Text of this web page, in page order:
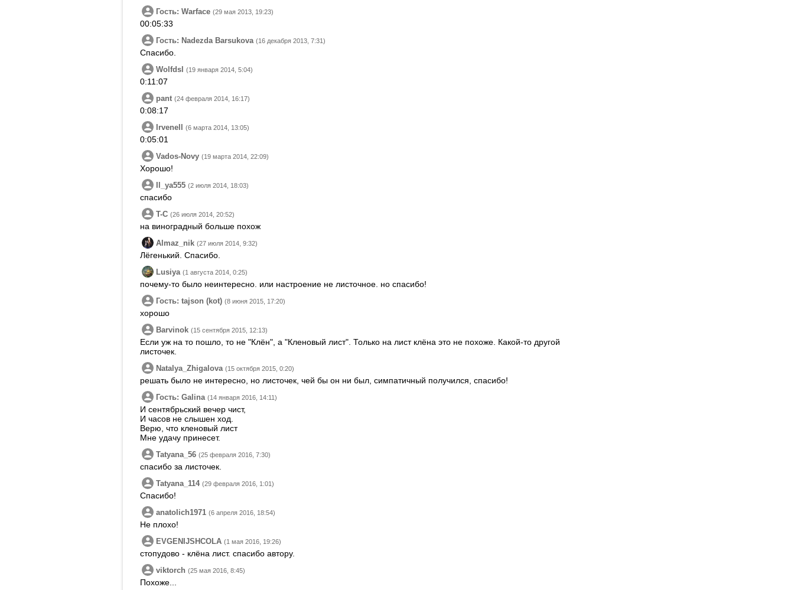
Гость: Warface (29 мая 2013, 19:23)
00:05:33
Гость: Nadezda Barsukova (16 декабря 2013, 7:31)
Спасибо.
Wolfdsl (19 января 2014, 5:04)
0:11:07
pant (24 февраля 2014, 16:17)
0:08:17
Irvenell (6 марта 2014, 13:05)
0:05:01
Vados-Novy (19 марта 2014, 22:09)
Хорошо!
Il_ya555 (2 июля 2014, 18:03)
спасибо
T-C (26 июля 2014, 20:52)
на виноградный больше похож
Almaz_nik (27 июля 2014, 9:32)
Лёгенький. Спасибо.
Lusiya (1 августа 2014, 0:25)
почему-то было неинтересно. или настроение не листочное. но спасибо!
Гость: tajson (kot) (8 июня 2015, 17:20)
хорошо
Barvinok (15 сентября 2015, 12:13)
Если уж на то пошло, то не "Клён", а "Кленовый лист". Только на лист клёна это не похоже. Какой-то другой
листочек.
Natalya_Zhigalova (15 октября 2015, 0:20)
решать было не интересно, но листочек, чей бы он ни был, симпатичный получился, спасибо!
Гость: Galina (14 января 2016, 14:11)
И сентябрьский вечер чист,
И часов не слышен ход.
Верю, что кленовый лист
Мне удачу принесет.
Tatyana_56 (25 февраля 2016, 7:30)
спасибо за листочек.
Tatyana_114 (29 февраля 2016, 1:01)
Спасибо!
anatolich1971 (6 апреля 2016, 18:54)
Не плохо!
EVGENIJSHCOLA (1 мая 2016, 19:26)
стопудово - клёна лист. спасибо автору.
viktorch (25 мая 2016, 8:45)
Похоже...